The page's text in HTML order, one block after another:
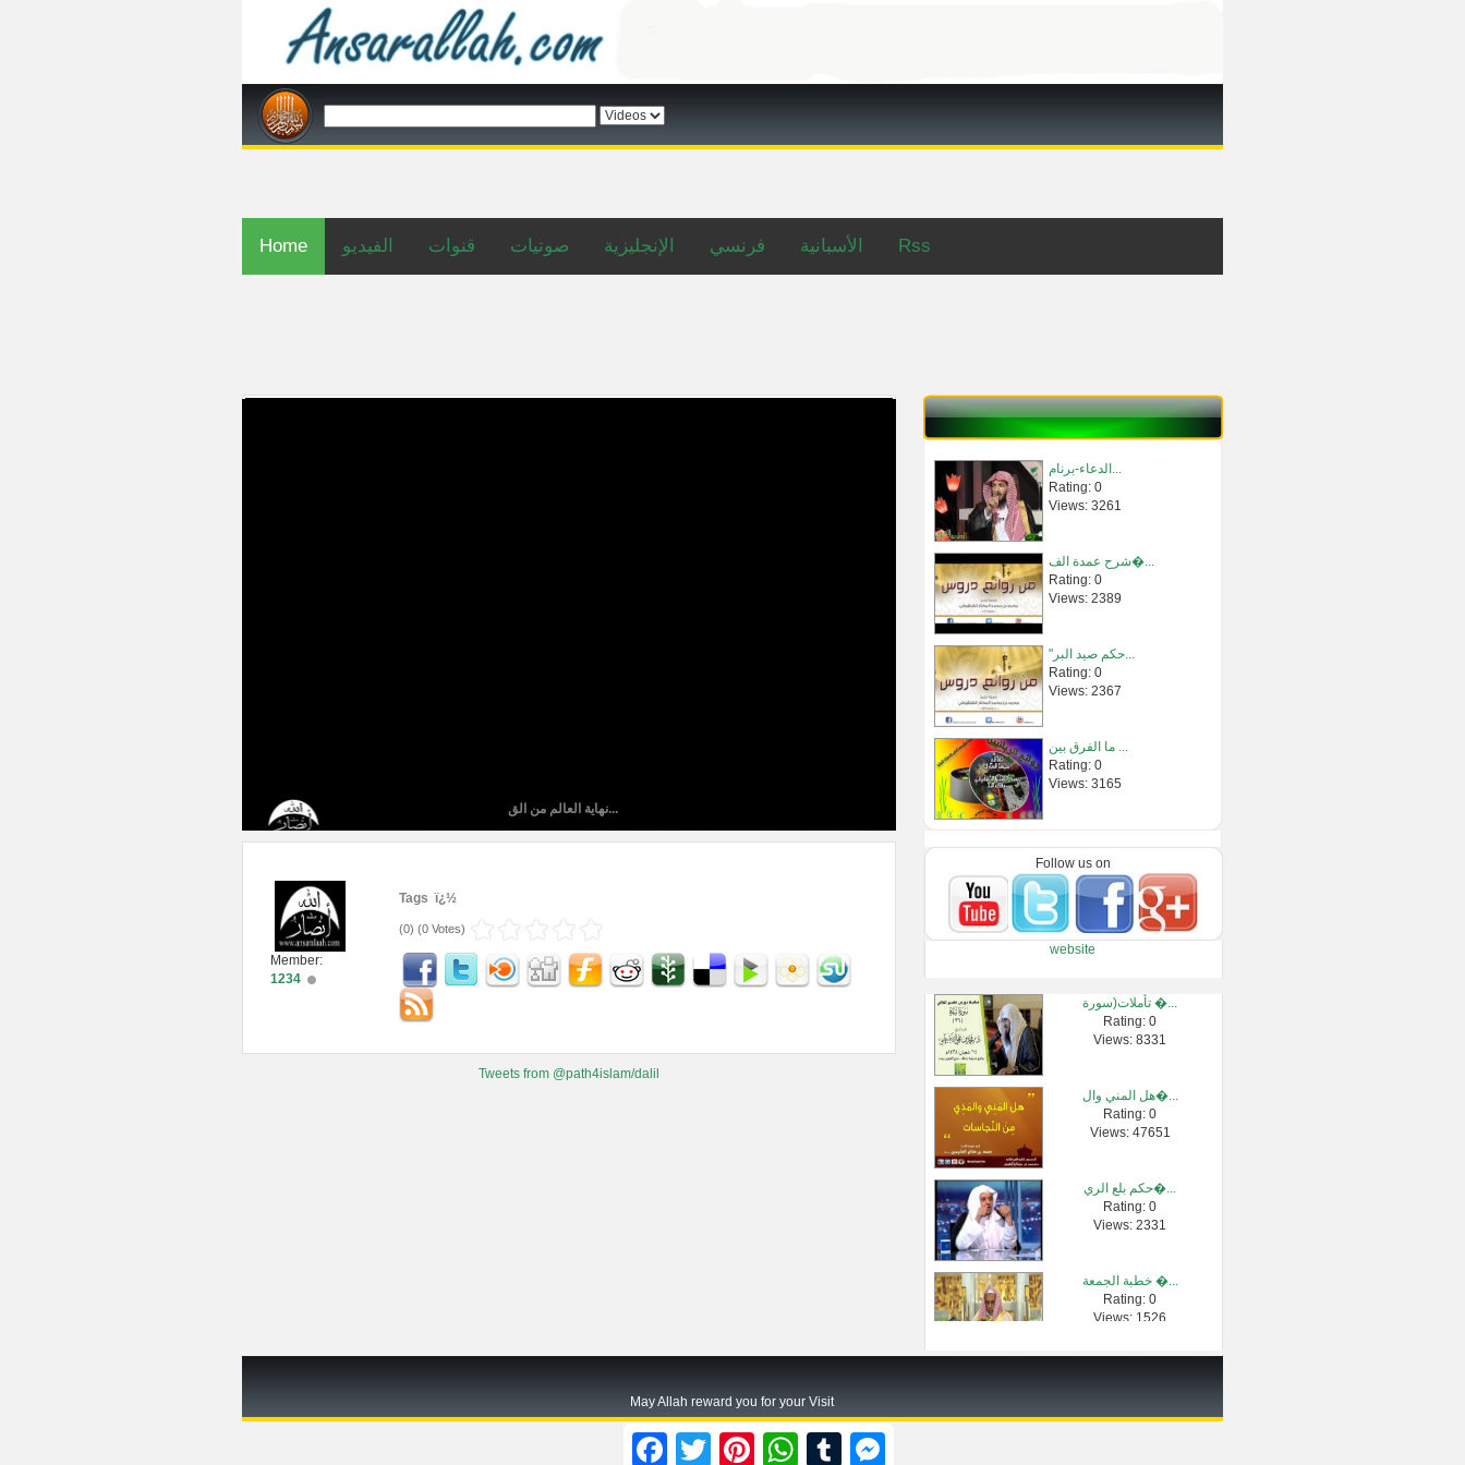
Home الفيديو قنوات صوتيات الإنجليزية فرنسي الأسبانية Rss
نهاية العالم من الق...
Member:
1234
Tags ï¿½
(0) (0 Votes)
Tweets from @path4islam/dalil
الدعاء-برنام...
Rating: 0
Views: 3261
شرح عمدة الف�...
Rating: 0
Views: 2389
"حكم صيد البر...
Rating: 0
Views: 2367
ما الفرق بين ...
Rating: 0
Views: 3165
Rating: 0
Views: 2382
نبذة مختصرة �...
Rating: 0
قصة غريبة لر�...
Rating: 0
شرح الأربعون...
Rating: 0
سورة البقرة �...
Rating: 0
سيرة معاوية �...
Rating: 0
Follow us on
website
تأملات(سورة �...
Rating: 0
Views: 8331
هل المني وال�...
Rating: 0
Views: 47651
حكم بلع الري�...
Rating: 0
Views: 2331
خطبة الجمعة �...
Rating: 0
Views: 1526
May Allah reward you for your Visit
FacebookTwitter Pinterest WhatsAppTumblr